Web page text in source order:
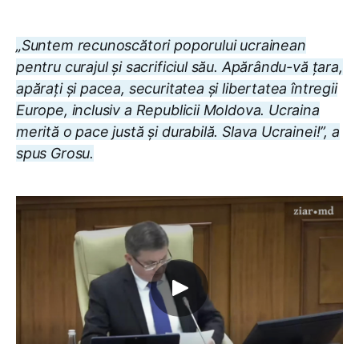
„Suntem recunoscători poporului ucrainean
pentru curajul și sacrificiul său. Apărându-vă țara,
apărați și pacea, securitatea și libertatea întregii
Europe, inclusiv a Republicii Moldova. Ucraina
merită o pace justă și durabilă. Slava Ucrainei!”, a
spus Grosu.